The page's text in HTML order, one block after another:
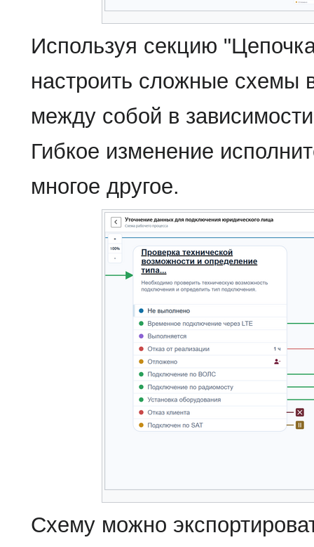
Используя секцию
настроить сложные схемы
между собой в
Гибкое изменение
многое другое.
Схему можно